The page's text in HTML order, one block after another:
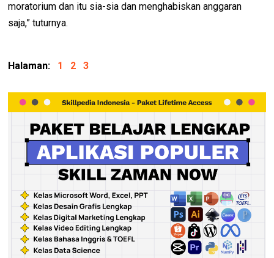
moratorium dan itu sia-sia dan menghabiskan anggaran
saja,” tuturnya.
Halaman: 1 2 3